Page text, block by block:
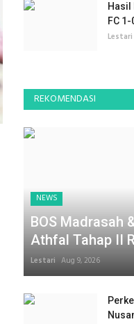
Hasil
FC
Lestari
REKOMENDASI
NEWS
BOS Madrasah
Athfal Tahap II
Lestari Aug 9, 2026